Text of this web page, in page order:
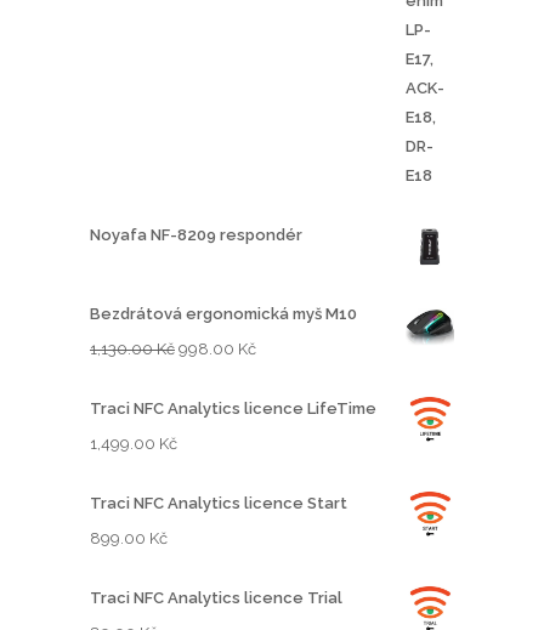
Noyafa NF-8209 respondér
Bezdrátová ergonomická myš M10
1,130.00Kč P
v
998.00 KčA
t
Traci NFC Analytics licence LifeTime
1,499.00 Kč
Traci NFC Analytics licence Start
899.00 Kč
Traci NFC Analytics licence Trial